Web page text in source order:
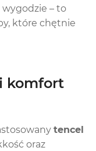
– to
które chętnie
i komfort
tencel
oraz